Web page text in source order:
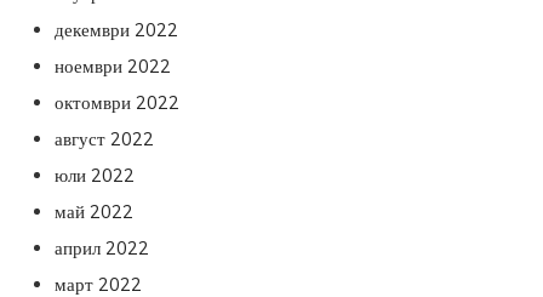
декември 2022
ноември 2022
октомври 2022
август 2022
юли 2022
май 2022
април 2022
март 2022